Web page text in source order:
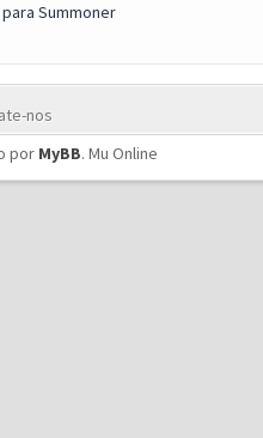
Summoner
nos
por MyBB. Mu Online